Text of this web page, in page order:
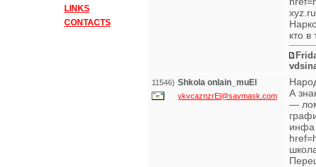
LINKS
CONTACTS
кто в
11546) Shkola onlain_muEl
ykvcaznzrEl@savmask.com
А
—
инфа